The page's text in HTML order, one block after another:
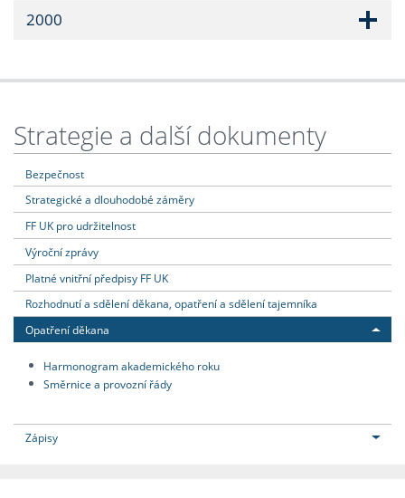
2000
Strategie a další dokumenty
Bezpečnost
Strategické a dlouhodobé záměry
FF UK pro udržitelnost
Výroční zprávy
Platné vnitřní předpisy FF UK
Rozhodnutí a sdělení děkana, opatření a sdělení tajemníka
Opatření děkana
Harmonogram akademického roku
Směrnice a provozní řády
Zápisy